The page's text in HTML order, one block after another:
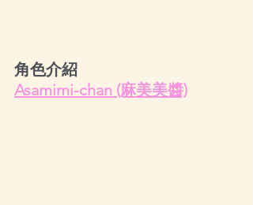
角色介紹
Asamimi-chan (麻美美醬)